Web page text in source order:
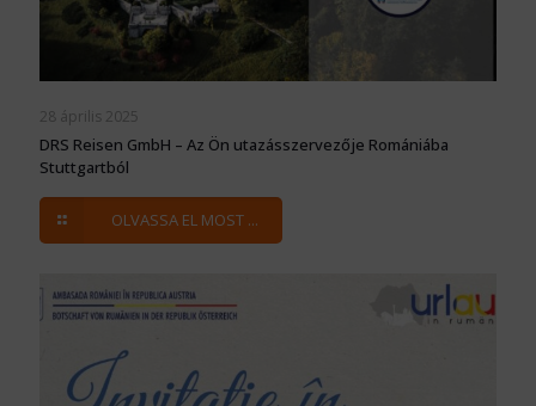
28 április 2025
DRS Reisen GmbH – Az Ön utazásszervezője Romániába
Stuttgartból
OLVASSA EL MOST ...